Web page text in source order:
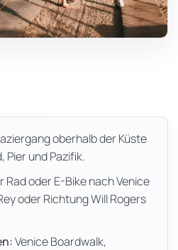
oberhalb der Küste
Pier und Pazifik.
Rad oder E-Bike nach Venice
oder Richtung Will Rogers
Venice Boardwalk,